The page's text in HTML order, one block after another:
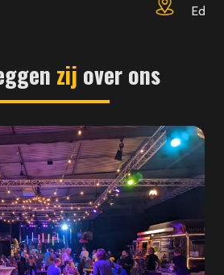
zij over ons